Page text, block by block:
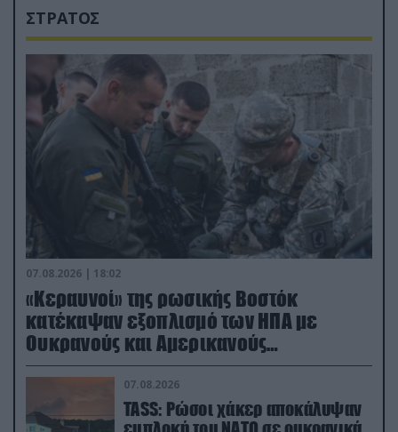
ΣΤΡΑΤΟΣ
07.08.2026 | 18:02
«Κεραυνοί» της ρωσικής Βοστόκ
κατέκαψαν εξοπλισμό των ΗΠΑ με
Ουκρανούς και Αμερικανούς
μισθοφόρους – Δείτε βίντεο
07.08.2026
TASS: Ρώσοι χάκερ αποκάλυψαν